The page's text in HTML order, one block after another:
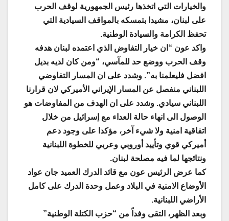
والخيارات التي اتخذها رئيس الجمهورية لوقف الحرب
على لبنان، مشيدا بتمسكه بالمواقف السيادية التي
تحفظ الكرامة والسيادة الوطنية.
واكد عون “ان خيار التفاوض الذي اعتمده لبنان هدفه
وقف الحرب ووضع حد للمآسي، “ومن كان لديه بديل
افضل فليعلمنا به”. وشدد على ان المسار التفاوضي
اللبناني منفصل عن المسار الإيراني الأميركي لان قرارنا
اللبناني سيادي. وشدد على ان الهدف من المفاوضات هو
الوصول الى انهاء حالة العداء مع إسرائيل من خلال
اتفاقية امنية ولا شيء آخر، مؤكدا على وجود دعم
أميركي قوي وتأييد أوروبي وعربي للخطوة اللبنانية
ونتائجها لما فيه مصلحة لبنان.
كما عرض الرئيس عون مع قائد الدرك العميد جان عواد
الأوضاع الامنية في البلاد وعمل وحدة الدرك على كامل
الأراضي اللبنانية.
وبعد الظهر، التقى وفداً من “حزب الكتلة الوطنية”